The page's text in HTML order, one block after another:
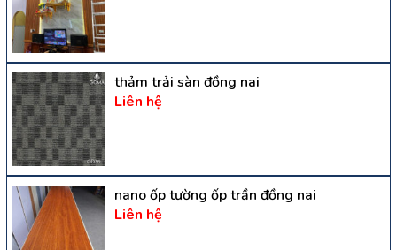
thảm trải sàn đồng nai
Liên hệ
nano ốp tường ốp trần đồng nai
Liên hệ